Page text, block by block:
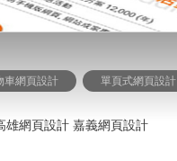
車網頁設計 單頁式網頁設計
網頁設計 嘉義網頁設計